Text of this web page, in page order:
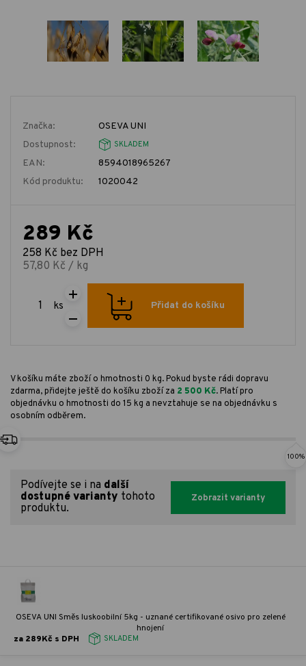
Značka:
OSEVA UNI
Dostupnost:
SKLADEM
EAN:
8594018965267
Kód produktu:
1020042
289 Kč
258 Kč bez DPH
57,80 Kč / kg
ks Přidat do košíku
V košíku máte zboží o hmotnosti 0 kg. Pokud byste rádi dopravu
zdarma, přidejte ještě do košíku zboží za 2 500 Kč. Platí pro
objednávku o hmotnosti do 15 kg a nevztahuje se na objednávku s
osobním odběrem.
100%
Podívejte se i na další
dostupné varianty tohoto
produktu.
Zobrazit varianty
OSEVA UNI Směs luskoobilní 5kg - uznané certifikované osivo pro zelené
hnojení
za 289Kč s DPH
SKLADEM